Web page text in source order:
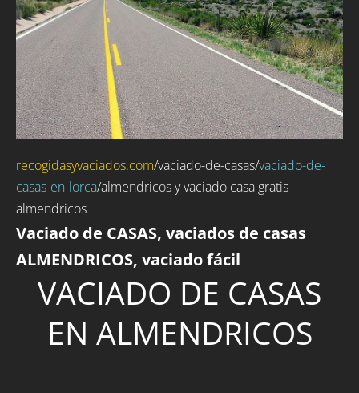
recogidasyvaciados.com/vaciado-de-casas/vaciado-de-
casas-en-lorca/almendricos y vaciado casa gratis
almendricos
Vaciado de CASAS, vaciados de casas
ALMENDRICOS, vaciado fácil
VACIADO DE CASAS
EN ALMENDRICOS